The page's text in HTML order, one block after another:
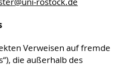
Verweisen auf fremde
die außerhalb des